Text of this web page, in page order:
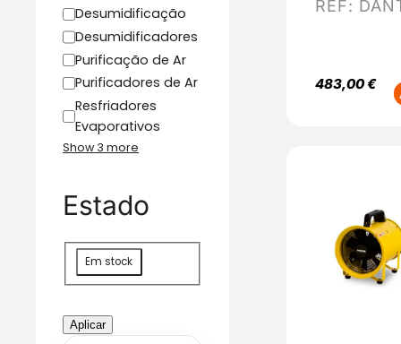
Desumidificação
Desumidificadores
Purificação de Ar
Purificadores de Ar
Resfriadores
Evaporativos
Show 3 more
Estado
i
p
o
Em stock
Aplicar
REF:
483,00€